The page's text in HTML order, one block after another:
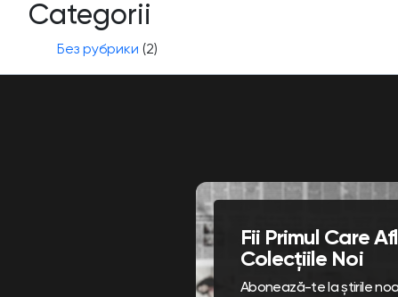
Categorii
Без рубрики (2)
Fii Primul Care
Colecțiile Noi
Abonează-te la știrile